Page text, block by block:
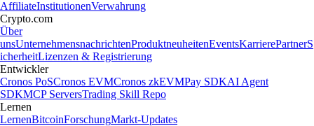
AffiliateInstitutionenVerwahrung
Crypto.com
Über
unsUnternehmensnachrichtenProduktneuheitenEventsKarrierePartnerS
icherheitLizenzen & Registrierung
Entwickler
Cronos PoSCronos EVMCronos zkEVMPay SDKAI Agent
SDKMCP ServersTrading Skill Repo
Lernen
LernenBitcoinForschungMarkt-Updates